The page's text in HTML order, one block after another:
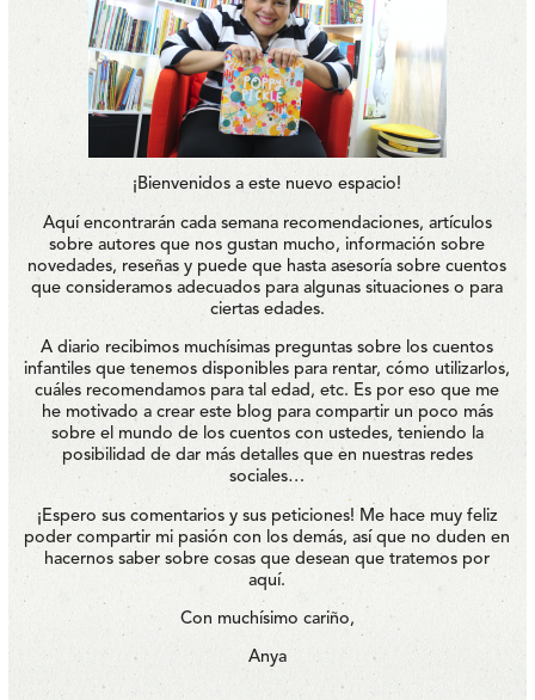
¡Bienvenidos a este nuevo espacio!
Aquí encontrarán cada semana recomendaciones, artículos
sobre autores que nos gustan mucho, información sobre
novedades, reseñas y puede que hasta asesoría sobre cuentos
que consideramos adecuados para algunas situaciones o para
ciertas edades.
A diario recibimos muchísimas preguntas sobre los cuentos
infantiles que tenemos disponibles para rentar, cómo utilizarlos,
cuáles recomendamos para tal edad, etc. Es por eso que me
he motivado a crear este blog para compartir un poco más
sobre el mundo de los cuentos con ustedes, teniendo la
posibilidad de dar más detalles que en nuestras redes
sociales…
¡Espero sus comentarios y sus peticiones! Me hace muy feliz
poder compartir mi pasión con los demás, así que no duden en
hacernos saber sobre cosas que desean que tratemos por
aquí.
Con muchísimo cariño,
Anya